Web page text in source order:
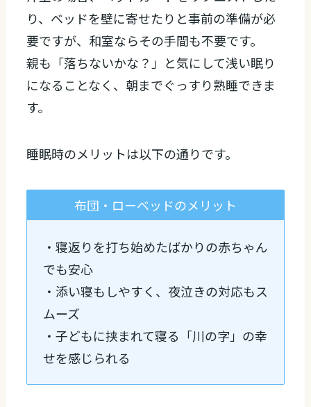
り、ベッドを壁に寄せたりと事前の準備が必
要ですが、和室ならその手間も不要です。
親も「落ちないかな？」と気にして浅い眠り
になることなく、朝までぐっすり熟睡できま
す。
睡眠時のメリットは以下の通りです。
布団・ローベッドのメリット
・寝返りを打ち始めたばかりの赤ちゃん
でも安心
・添い寝もしやすく、夜泣きの対応もス
ムーズ
・子どもに挟まれて寝る「川の字」の幸
せを感じられる